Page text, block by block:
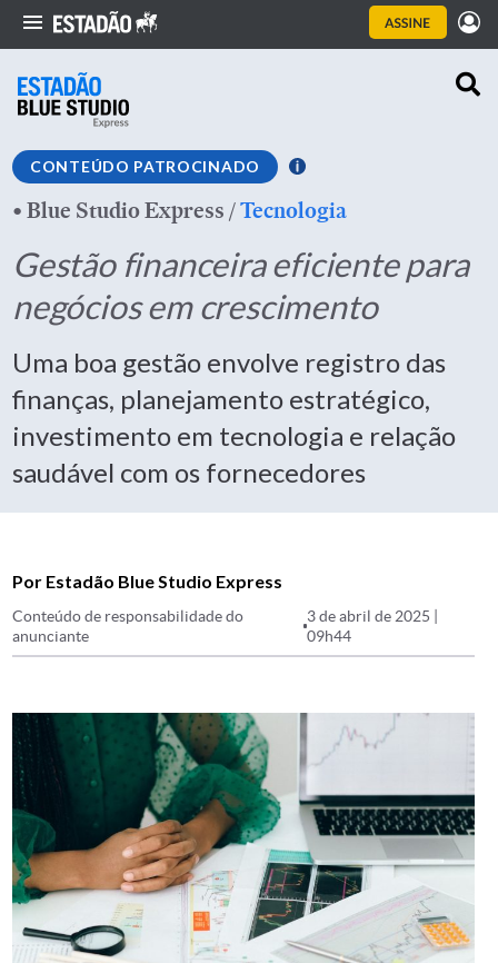
CONTEÚDO PATROCINADO
•Blue Studio Express/Tecnologia
Gestão financeira eficiente para
negócios em crescimento
Uma boa gestão envolve registro das
finanças, planejamento estratégico,
investimento em tecnologia e relação
saudável com os fornecedores
Por Estadão Blue Studio Express
Conteúdo de responsabilidade do
anunciante
3 de abril de 2025 |
09h44